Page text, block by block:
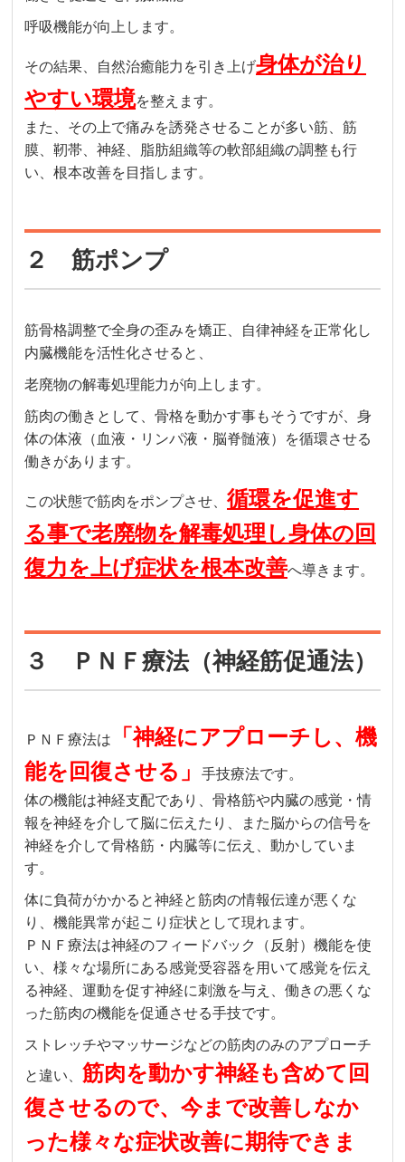
呼吸機能が向上します。
その結果、自然治癒能力を引き上げ身体が治り
やすい環境を整えます。
また、その上で痛みを誘発させることが多い筋、筋
膜、靭帯、神経、脂肪組織等の軟部組織の調整も行
い、根本改善を目指します。
２ 筋ポンプ
筋骨格調整で全身の歪みを矯正、自律神経を正常化し
内臓機能を活性化させると、
老廃物の解毒処理能力が向上します。
筋肉の働きとして、骨格を動かす事もそうですが、身
体の体液（血液・リンパ液・脳脊髄液）を循環させる
働きがあります。
この状態で筋肉をポンプさせ、循環を促進す
る事で老廃物を解毒処理し身体の回
復力を上げ症状を根本改善へ導きます。
３ ＰＮＦ療法（神経筋促通法）
ＰＮＦ療法は
「神経にアプローチし、機
能を回復させる」手技療法です。
体の機能は神経支配であり、骨格筋や内臓の感覚・情
報を神経を介して脳に伝えたり、また脳からの信号を
神経を介して骨格筋・内臓等に伝え、動かしていま
す。
体に負荷がかかると神経と筋肉の情報伝達が悪くな
り、機能異常が起こり症状として現れます。
ＰＮＦ療法は神経のフィードバック（反射）機能を使
い、様々な場所にある感覚受容器を用いて感覚を伝え
る神経、運動を促す神経に刺激を与え、働きの悪くな
った筋肉の機能を促通させる手技です。
ストレッチやマッサージなどの筋肉のみのアプローチ
と違い、 筋肉を動かす神経も含めて回
復させるので、今まで改善しなか
った様々な症状改善に期待できま